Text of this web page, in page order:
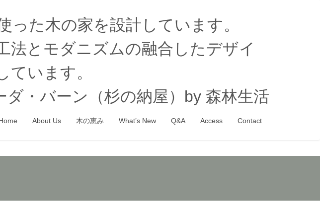
った木の家を設計しています。
法とモダニズムの融合したデザイ
います。
ダ・バーン（杉の納屋）by 森林生活
About Us 木の恵み What’s New Q&A Access Contact